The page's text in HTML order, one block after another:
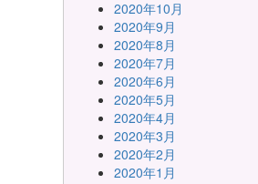
2020年10月
2020年9月
2020年8月
2020年7月
2020年6月
2020年5月
2020年4月
2020年3月
2020年2月
2020年1月